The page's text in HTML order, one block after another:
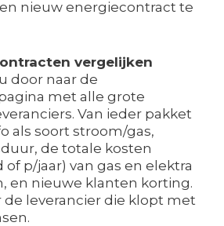
nieuw energiecontract te
vergelijken
door naar de
met alle grote
Van ieder pakket
als soort stroom/gas,
de totale kosten
of p/jaar) van gas en elektra
en nieuwe klanten korting.
de leverancier die klopt met